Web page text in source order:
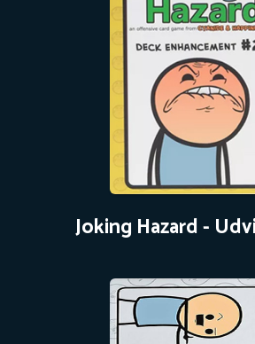
Joking Hazard -